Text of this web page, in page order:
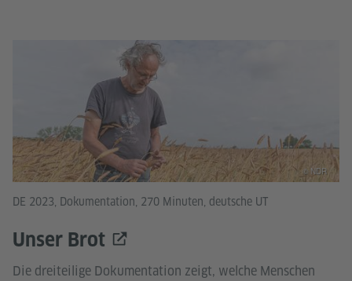
DE 2023, Dokumentation, 270 Minuten, deutsche UT
Unser Brot
Die dreiteilige Dokumentation zeigt, welche Menschen
© NDR